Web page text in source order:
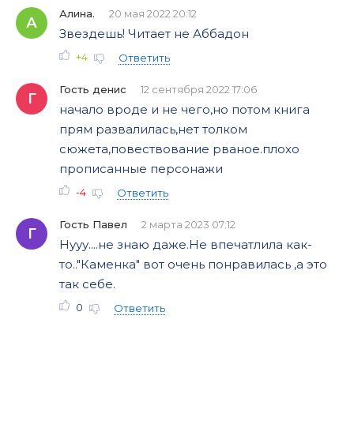
А
Алина. 20 мая 2022 20:12
Звездешь! Читает не Аббадон
+4 Ответить
Г
Гость денис 12 сентября 2022 17:06
начало вроде и не чего,но потом книга
прям развалилась,нет толком
сюжета,повествование рваное.плохо
прописанные персонажи
-4 Ответить
Г
Гость Павел 2 марта 2023 07:12
Нууу....не знаю даже.Не впечатлила как-
то.."Каменка" вот очень понравилась ,а это
так себе.
0 Ответить